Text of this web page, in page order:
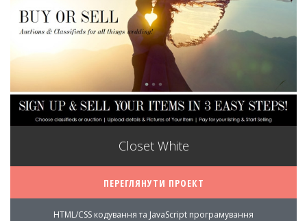
Closet White
ПЕРЕГЛЯНУТИ ПРОЕКТ
HTML/CSS кодування та JavaScript програмування